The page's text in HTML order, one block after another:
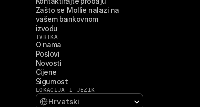
Zašto se Mollie nalazi na
vašem bankovnom
izvodu
TVRTKA
O nama
Poslovi
Novosti
Cijene
Sigurnost
LOKACIJA I JEZIK
Select Language
Hrvatski